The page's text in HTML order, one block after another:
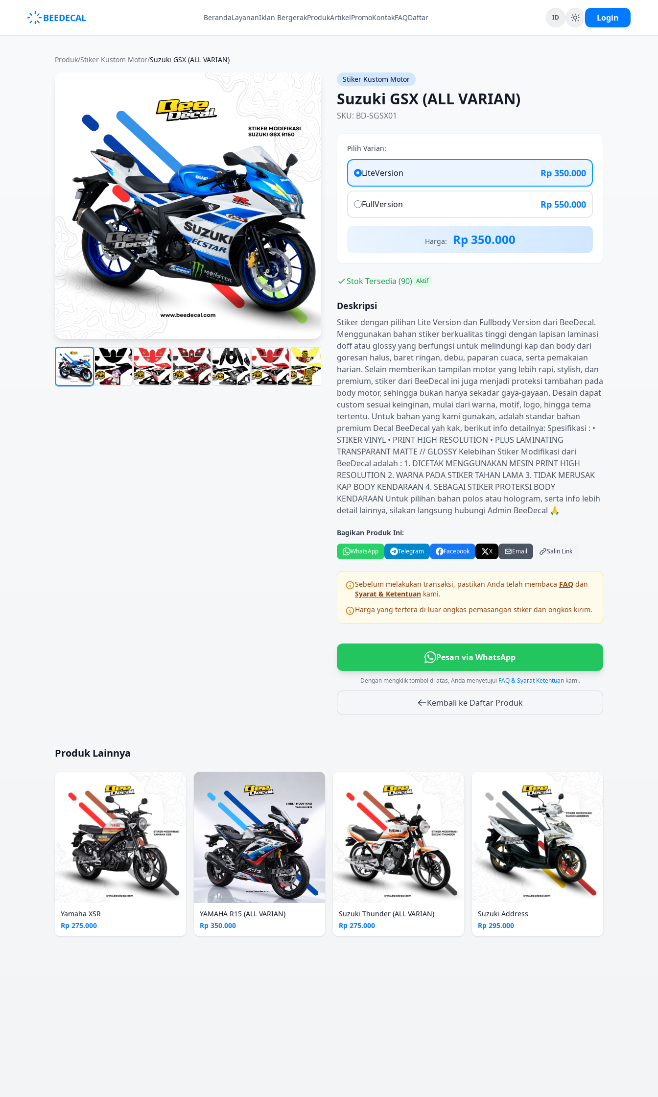
BEEDECAL BerandaLayananIklan BergerakProdukArtikelPromoKontakFAQDaftar ID Login
Produk/Stiker Kustom Motor/Suzuki GSX (ALL VARIAN)
Stiker Kustom Motor
Suzuki GSX (ALL VARIAN)
SKU: BD-SGSX01
Pilih Varian:
LiteVersion Rp 350.000
FullVersion Rp 550.000
Harga: Rp 350.000
Stok Tersedia (90) Aktif
Deskripsi
Stiker dengan pilihan Lite Version dan Fullbody Version dari BeeDecal.
Menggunakan bahan stiker berkualitas tinggi dengan lapisan laminasi
doff atau glossy yang berfungsi untuk melindungi kap dan body dari
goresan halus, baret ringan, debu, paparan cuaca, serta pemakaian
harian. Selain memberikan tampilan motor yang lebih rapi, stylish, dan
premium, stiker dari BeeDecal ini juga menjadi proteksi tambahan pada
body motor, sehingga bukan hanya sekadar gaya-gayaan. Desain dapat
custom sesuai keinginan, mulai dari warna, motif, logo, hingga tema
tertentu. Untuk bahan yang kami gunakan, adalah standar bahan
premium Decal BeeDecal yah kak, berikut info detailnya: Spesifikasi : •⁠
⁠STIKER VINYL •⁠ ⁠PRINT HIGH RESOLUTION •⁠ ⁠PLUS LAMINATING
TRANSPARANT MATTE // GLOSSY Kelebihan Stiker Modifikasi dari
BeeDecal adalah : 1.⁠ ⁠DICETAK MENGGUNAKAN MESIN PRINT HIGH
RESOLUTION 2.⁠ ⁠WARNA PADA STIKER TAHAN LAMA 3.⁠ ⁠TIDAK MERUSAK
KAP BODY KENDARAAN 4.⁠ ⁠SEBAGAI STIKER PROTEKSI BODY
KENDARAAN Untuk pilihan bahan polos atau hologram, serta info lebih
detail lainnya, silakan langsung hubungi Admin BeeDecal 🙏
Bagikan Produk Ini:
WhatsApp Telegram Facebook X Email Salin Link
Sebelum melakukan transaksi, pastikan Anda telah membaca FAQ dan
Syarat & Ketentuan kami.
Harga yang tertera di luar ongkos pemasangan stiker dan ongkos kirim.
Pesan via WhatsApp
Dengan mengklik tombol di atas, Anda menyetujui FAQ & Syarat Ketentuankami.
Kembali ke Daftar Produk
Produk Lainnya
Yamaha XSR
Rp 275.000
YAMAHA R15 (ALL VARIAN)
Rp 350.000
Suzuki Thunder (ALL VARIAN)
Rp 275.000
Suzuki Address
Rp 295.000